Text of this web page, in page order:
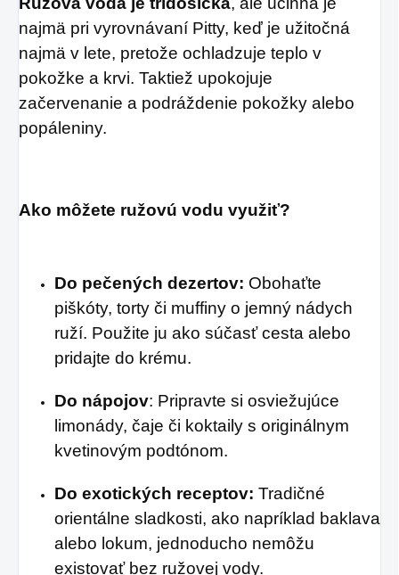
najmä pri vyrovnávaní Pitty, keď je užitočná
najmä v lete, pretože ochladzuje teplo v
pokožke a krvi. Taktiež upokojuje
začervenanie a podráždenie pokožky alebo
popáleniny.
Ako môžete ružovú vodu využiť?
Do pečených dezertov: Obohaťte
piškóty, torty či muffiny o jemný nádych
ruží. Použite ju ako súčasť cesta alebo
pridajte do krému.
Do nápojov: Pripravte si osviežujúce
limonády, čaje či koktaily s originálnym
kvetinovým podtónom.
Do exotických receptov: Tradičné
orientálne sladkosti, ako napríklad baklava
alebo lokum, jednoducho nemôžu
existovať bez ružovej vody.